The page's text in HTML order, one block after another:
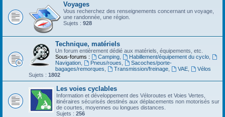
Voyages
Vous recherchez des renseignements concernant un voyage,
une randonnée, une région.
Sujets : 928
Technique, matériels
Un forum entièrement dédié aux matériels, équipements, etc.
Sous-forums :
Camping, Habillement/équipement du cyclo,
Navigation
Pneus/roues
Sacoches/porte-
bagages/remorques
Transmission/freinage, VAE,
Vélos
Sujets : 1802
Les voies cyclables
Information et développement des Véloroutes et Voies Vertes,
itinéraires sécurisés destinés aux déplacements non motorisés sur
de courtes, moyennes ou longues distances.
Sujets : 256